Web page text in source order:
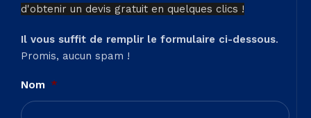
d'obtenir un devis gratuit en quelques clics !
Il vous suffit de remplir le formulaire ci-dessous.
Promis, aucun spam !
Nom *